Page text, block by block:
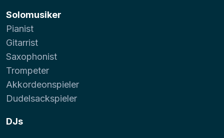
Solomusiker
Pianist
Gitarrist
Saxophonist
Trompeter
Akkordeonspieler
Dudelsackspieler
DJs